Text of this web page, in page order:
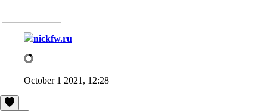
nickfw.ru
October 1 2021, 12:28